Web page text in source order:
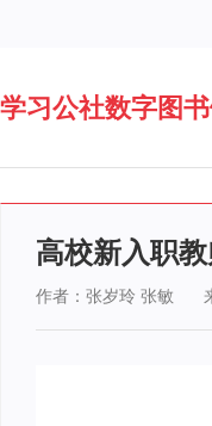
学习公社数字图
高校新入职
作者：张岁玲 张敏